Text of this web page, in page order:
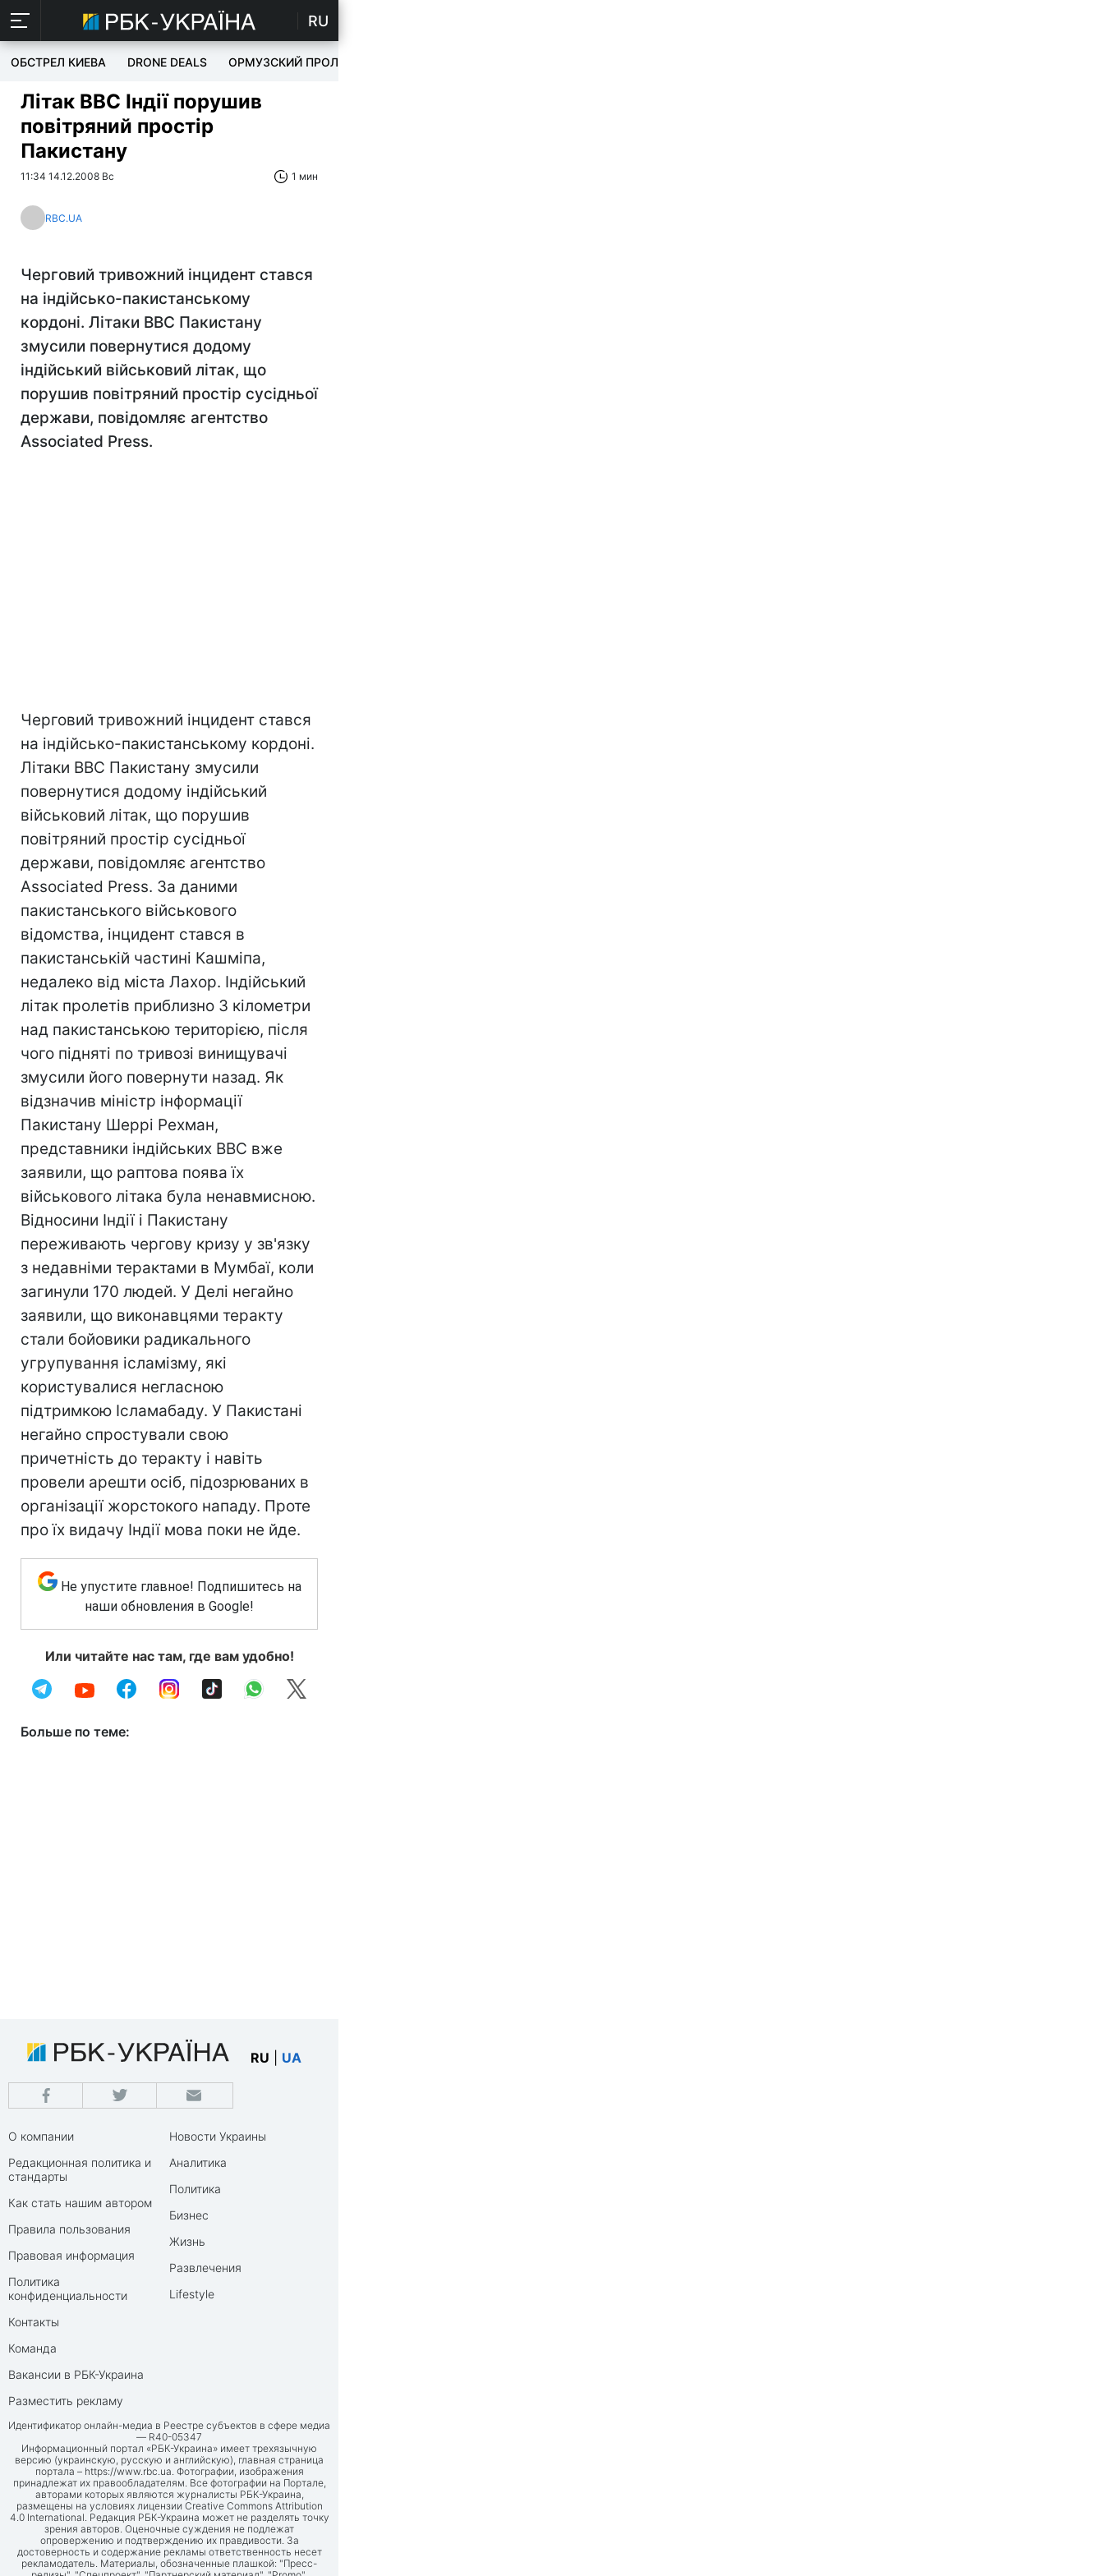
RU
ОБСТРЕЛ КИЕВА DRONE DEALS ОРМУЗСКИЙ ПРОЛИВ
Літак ВВС Індії порушив
повітряний простір
Пакистану
11:34 14.12.2008 Вс 1 мин
RBC.UA
Черговий тривожний інцидент стався
на індійсько-пакистанському
кордоні. Літаки ВВС Пакистану
змусили повернутися додому
індійський військовий літак, що
порушив повітряний простір сусідньої
держави, повідомляє агентство
Associated Press.
Черговий тривожний інцидент стався
на індійсько-пакистанському кордоні.
Літаки ВВС Пакистану змусили
повернутися додому індійський
військовий літак, що порушив
повітряний простір сусідньої
держави, повідомляє агентство
Associated Press. За даними
пакистанського військового
відомства, інцидент стався в
пакистанській частині Кашміпа,
недалеко від міста Лахор. Індійський
літак пролетів приблизно 3 кілометри
над пакистанською територією, після
чого підняті по тривозі винищувачі
змусили його повернути назад. Як
відзначив міністр інформації
Пакистану Шеррі Рехман,
представники індійських ВВС вже
заявили, що раптова поява їх
військового літака була ненавмисною.
Відносини Індії і Пакистану
переживають чергову кризу у зв'язку
з недавніми терактами в Мумбаї, коли
загинули 170 людей. У Делі негайно
заявили, що виконавцями теракту
стали бойовики радикального
угрупування ісламізму, які
користувалися негласною
підтримкою Ісламабаду. У Пакистані
негайно спростували свою
причетність до теракту і навіть
провели арешти осіб, підозрюваних в
організації жорстокого нападу. Проте
про їх видачу Індії мова поки не йде.
Не упустите главное! Подпишитесь на
наши обновления в Google!
Или читайте нас там, где вам удобно!
Больше по теме:
RU UA
О компании
Редакционная политика и
стандарты
Как стать нашим автором
Правила пользования
Правовая информация
Политика
конфиденциальности
Контакты
Команда
Вакансии в РБК-Украина
Разместить рекламу
Новости Украины
Аналитика
Политика
Бизнес
Жизнь
Развлечения
Lifestyle
Идентификатор онлайн-медиа в Реестре субъектов в сфере медиа
— R40-05347
Информационный портал «РБК-Украина» имеет трехязычную
версию (украинскую, русскую и английскую), главная страница
портала – https://www.rbc.ua. Фотографии, изображения
принадлежат их правообладателям. Все фотографии на Портале,
авторами которых являются журналисты РБК-Украина,
размещены на условиях лицензии Creative Commons Attribution
4.0 International. Редакция РБК-Украина может не разделять точку
зрения авторов. Оценочные суждения не подлежат
опровержению и подтверждению их правдивости. За
достоверность и содержание рекламы ответственность несет
рекламодатель. Материалы, обозначенные плашкой: "Пресс-